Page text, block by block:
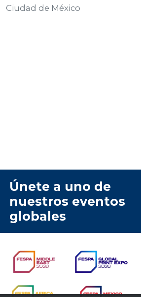
Ciudad de México
Únete a uno de
nuestros eventos
globales